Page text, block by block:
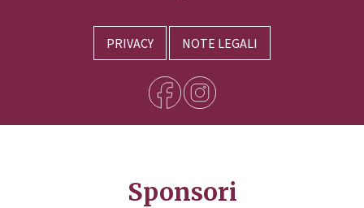
PRIVACY NOTE LEGALI
Sponsori